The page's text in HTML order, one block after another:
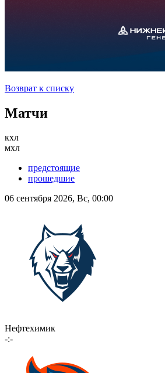
Возврат к списку
Матчи
кхл
мхл
предстоящие
прошедшие
06 сентября 2026, Вс, 00:00
Нефтехимик
-:-